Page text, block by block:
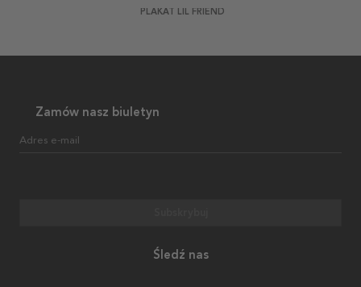
PLAKAT LIL FRIEND
Zamów nasz biuletyn
Adres e-mail
Śledź nas